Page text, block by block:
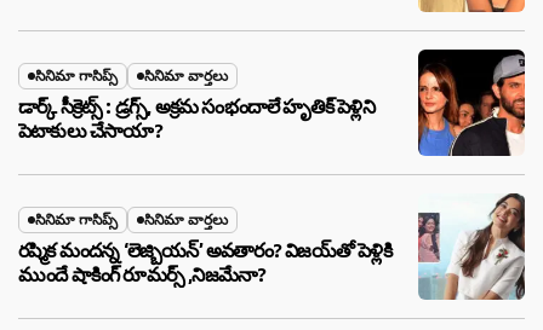
సినిమా గాసిప్స్ సినిమా వార్తలు
డార్క్ సీక్రెట్స్ : డ్రగ్స్, అక్రమ సంభందాలే హృతిక్ పెళ్లిని
పెటాకులు చేసాయా?
సినిమా గాసిప్స్ సినిమా వార్తలు
రష్మిక మందన్న ‘లెజ్బియన్’ అవతారం? విజయ్‌తో పెళ్లికి
ముందే షాకింగ్ రూమర్స్ ,నిజమేనా?